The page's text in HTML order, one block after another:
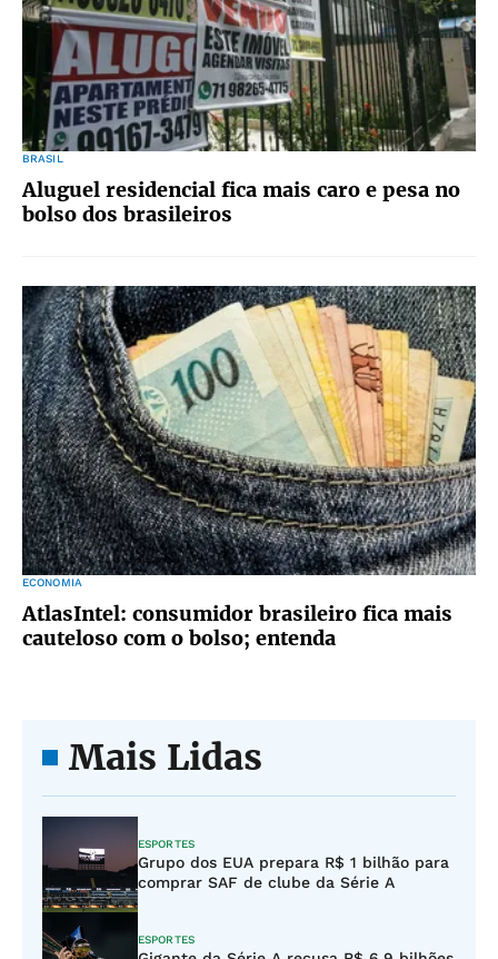
BRASIL
Aluguel residencial fica mais caro e pesa no
bolso dos brasileiros
ECONOMIA
AtlasIntel: consumidor brasileiro fica mais
cauteloso com o bolso; entenda
Mais Lidas
ESPORTES
Grupo dos EUA prepara R$ 1 bilhão para
comprar SAF de clube da Série A
ESPORTES